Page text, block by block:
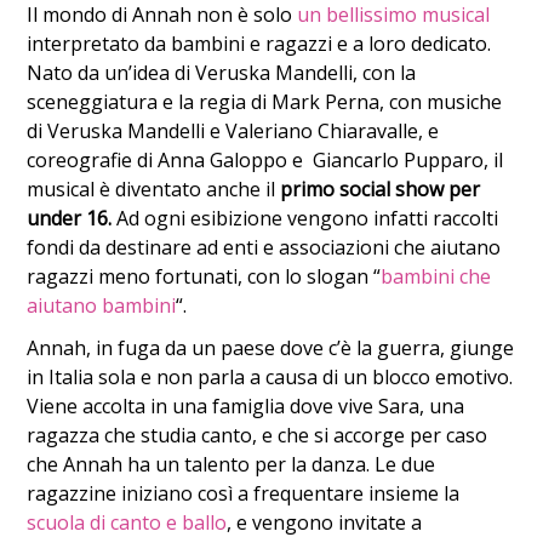
Il mondo di Annah non è solo un bellissimo musical
interpretato da bambini e ragazzi e a loro dedicato.
Nato da un’idea di Veruska Mandelli, con la
sceneggiatura e la regia di Mark Perna, con musiche
di Veruska Mandelli e Valeriano Chiaravalle, e
coreografie di Anna Galoppo e Giancarlo Pupparo, il
musical è diventato anche il primo social show per
under 16.Ad ogni esibizione vengono infatti raccolti
fondi da destinare ad enti e associazioniche aiutano
ragazzi meno fortunati, con lo slogan “bambini che
aiutano bambini“.
Annah, in fuga da un paese dove c’è la guerra, giunge
in Italia sola e non parla a causa di un blocco emotivo.
Viene accolta in una famiglia dove vive Sara, una
ragazza che studia canto, e che si accorge per caso
che Annah ha un talento per la danza. Le due
ragazzine iniziano così a frequentare insieme la
scuola di canto e ballo, e vengono invitate a